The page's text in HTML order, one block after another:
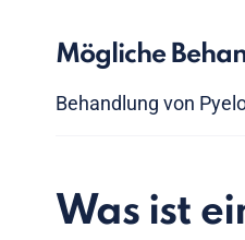
Mögliche
Behandlung von
Was ist